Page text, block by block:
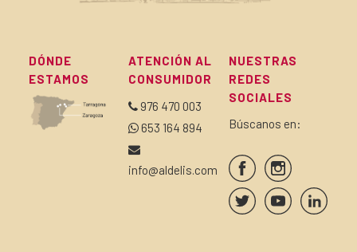
DÓNDE
ESTAMOS
ATENCIÓN AL
CONSUMIDOR
976 470 003
653 164 894
info@aldelis.com
NUESTRAS
REDES
SOCIALES
Búscanos en: